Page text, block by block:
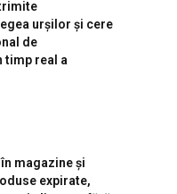
urșilor și cere
de
timp real a
magazine și
expirate,